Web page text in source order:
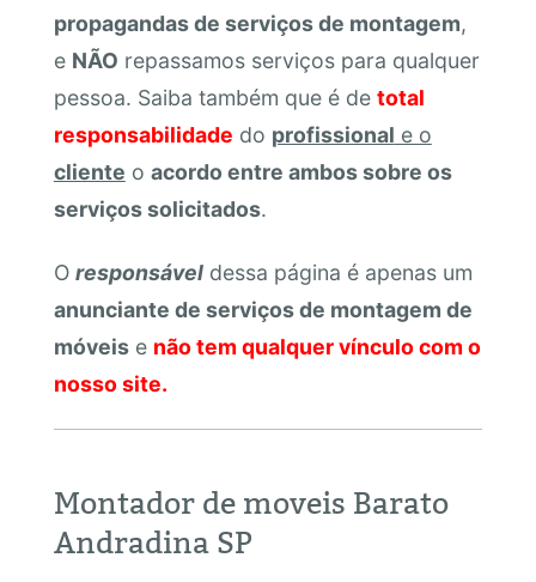
propagandas de serviços de montagem,
e NÃO repassamos serviços para qualquer
pessoa. Saiba também que é de total
responsabilidade do profissional e o
cliente o acordo entre ambos sobre os
serviços solicitados.
O responsáveldessa página é apenas um
anunciante de serviços de montagem de
móveise não tem qualquer vínculo com o
nosso site.
Montador de moveis Barato
Andradina SP